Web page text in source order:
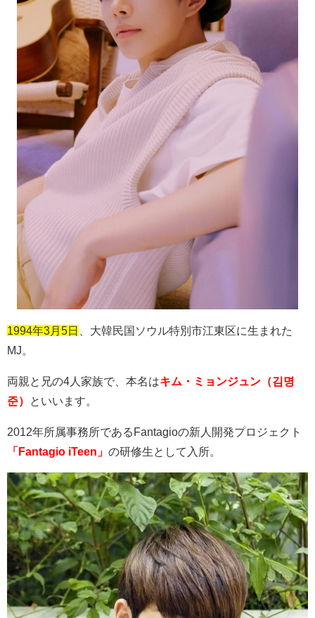
1994年3月5日
、大韓民国ソウル特別市江東区に生まれた
MJ。
両親と兄の4 人家族で、本名はキム・ミョンジュン（김명
준）
といいます。
2012年所属事務所である Fantagioの新人開発プロジェクト
「Fantagio iTeen」 の研修生として入所。